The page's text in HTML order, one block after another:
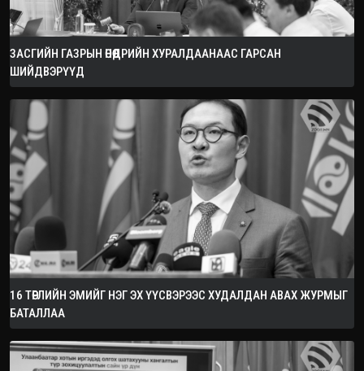
ЗАСГИЙН ГАЗРЫН ӨНӨӨДРИЙН ХУРАЛДААНААС ГАРСАН
ШИЙДВЭРҮҮД
16 ТӨРЛИЙН ЭМИЙГ НЭГ ЭХ ҮҮСВЭРЭЭС ХУДАЛДАН АВАХ ЖУРМЫГ
БАТАЛЛАА